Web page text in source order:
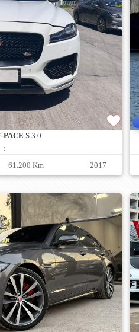
PACE S 3.0
:
61.200 Km 2017